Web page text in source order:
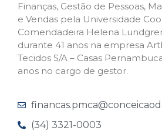
Finanças, Gestão de Pessoas,
e Vendas pela Universidade
Comendadeira Helena
durante 41 anos na empresa
Tecidos S/A – Casas
anos no cargo de gestor.
(34) 3321-0003